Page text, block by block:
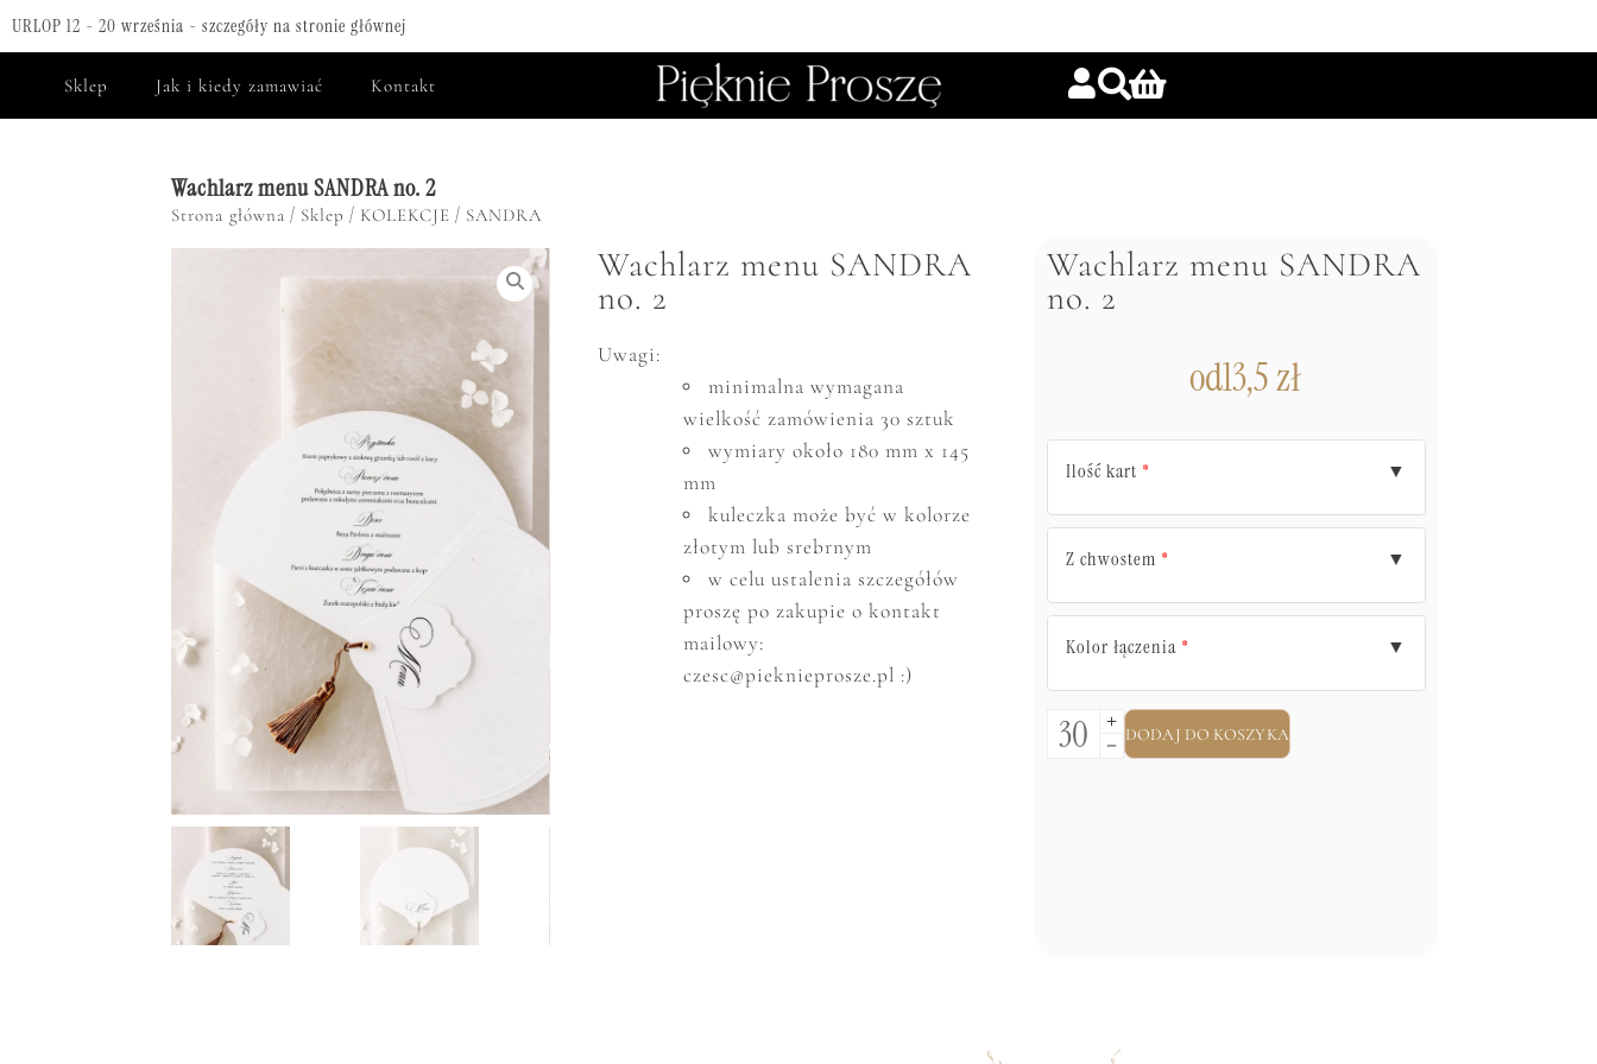
URLOP 12 - 20 września - szczegóły na stronie głównej
Sklep Jak i kiedy zamawiać Kontakt
Wachlarz menu SANDRA no. 2
Strona główna / Sklep / KOLEKCJE / SANDRA
Wachlarz menu SANDRA
no. 2
Uwagi:
minimalna wymagana
wielkość zamówienia 30 sztuk
wymiary około 180 mm x 145
mm
kuleczka może być w kolorze
złotym lub srebrnym
w celu ustalenia szczegółów
proszę po zakupie o kontakt
mailowy:
czesc@pieknieprosze.pl :)
Wachlarz menu SANDRA
no. 2
od13,5zł
Ilość kart * ▼
Z chwostem * ▼
Kolor łączenia * ▼
DODAJ DO KOSZYKA